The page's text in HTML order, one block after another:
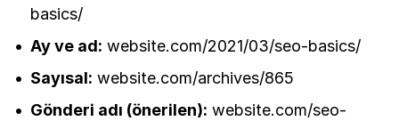
basics/
Ay ve ad: website.com/2021/03/seo-basics/
Sayısal: website.com/archives/865
Gönderi adı (önerilen): website.com/seo-